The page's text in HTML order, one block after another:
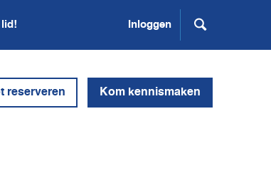
lid! Inloggen
reserveren Kom kennismaken